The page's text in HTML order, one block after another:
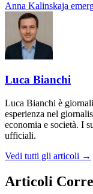
Anna Kalinskaja
Luca Bianchi
Luca Bianchi è
esperienza nel
economia e società. I
ufficiali.
Vedi tutti gli articoli →
Articoli